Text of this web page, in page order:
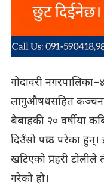
गोदावरी
लागुऔषधसहित
बैबाहकी २० वर्षीया
दिउँसो पक्राउ परेका
खटिएको प्रहरी टोलीले
गरेको हो।